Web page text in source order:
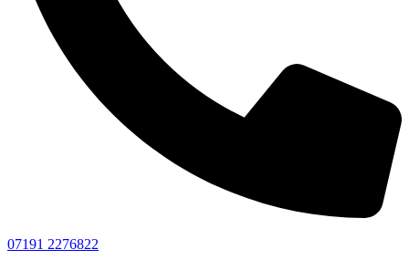
07191 2276822